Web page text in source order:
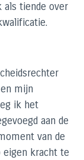
als tiende over
mijn
ik het
aan de
van de
eigen kracht te